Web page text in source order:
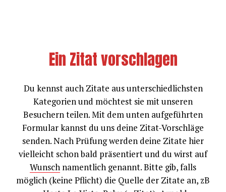
Ein Zitat vorschlagen
Du kennst auch Zitate aus unterschiedlichsten
Kategorien und möchtest sie mit unseren
Besuchern teilen. Mit dem unten aufgeführten
Formular kannst du uns deine Zitat-Vorschläge
senden. Nach Prüfung werden deine Zitate hier
vielleicht schon bald präsentiert und du wirst auf
Wunsch namentlich genannt. Bitte gib, falls
möglich (keine Pflicht) die Quelle der Zitate an, zB